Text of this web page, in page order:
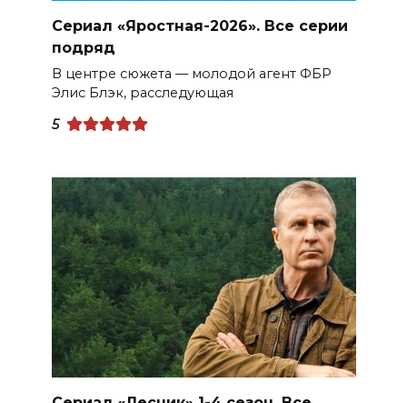
Сериал «Яростная-2026». Все серии
подряд
В центре сюжета — молодой агент ФБР
Элис Блэк, расследующая
5